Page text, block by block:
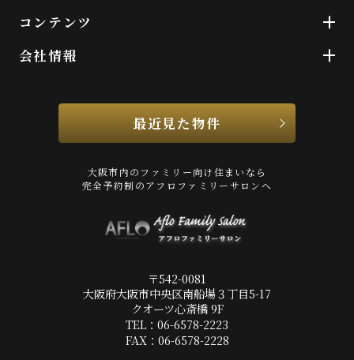
コンテンツ
会社情報
最近見た物件
大阪市内のファミリー向け住まいなら
完全予約制のアフロファミリーサロンへ
〒542-0081
大阪府大阪市中央区南船場３丁目5-17
クオーツ心斎橋 9F
TEL：06-6578-2223
FAX：06-6578-2228